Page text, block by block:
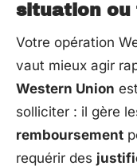
situation ou
Votre opération
vaut mieux agir
Western Union
solliciter : il gère
remboursement
requérir des